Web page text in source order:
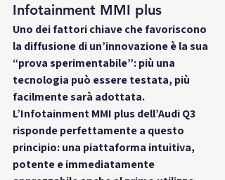
Infotainment MMI plus
Uno dei fattori chiave che favoriscono
la diffusione di un’innovazione è la sua
“prova sperimentabile”: più una
tecnologia può essere testata, più
facilmente sarà adottata.
L’Infotainment MMI plus dell’Audi Q3
risponde perfettamente a questo
principio: una piattaforma intuitiva,
potente e immediatamente